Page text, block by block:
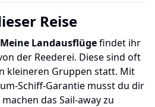
Reise
Meine Landausflügefindet ihr
der Reederei. Diese sind oft
kleineren Gruppen statt. Mit
Schiff-Garantie musst du dir
das Sail-away zu